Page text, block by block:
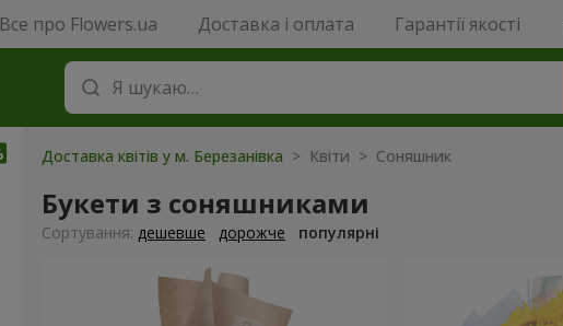
Все про Flowers.ua Доставка і оплата Гарантії якості
Доставка квітів у м. Березанівка > Квіти > Соняшник
Букети з соняшниками
Сортування: дешевше дорожче популярні